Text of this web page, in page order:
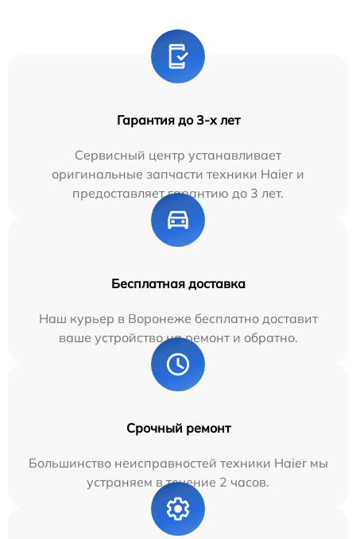
Гарантия до 3-х лет
Сервисный центр устанавливает
оригинальные запчасти техники Haier и
предоставляет гарантию до 3 лет.
Бесплатная доставка
Наш курьер в Воронеже бесплатно доставит
ваше устройство на ремонт и обратно.
Срочный ремонт
Большинство неисправностей техники Haier мы
устраняем в течение 2 часов.